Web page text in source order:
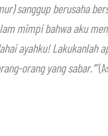
sanggup berusaha
mimpi bahwa aku
ayahku!
orang yang sabar.’”